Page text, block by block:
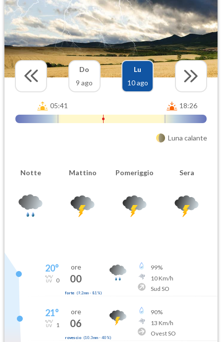
Do
9 ago
Lu
10 ago
05:41 18:26
Luna calante
Notte Mattino Pomeriggio Sera
20°
0
ore
00
forte (9.2mm- 81 %)
99%
10Km/h
Sud SO
21°
1
ore
06
rovescio (10.3mm- 40 %)
90%
13 Km/h
Ovest SO